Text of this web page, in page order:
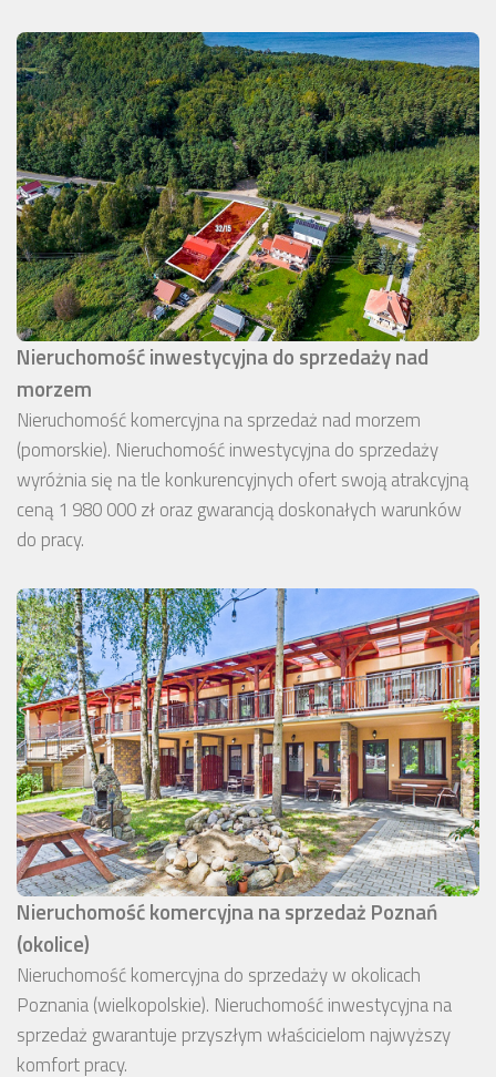
Nieruchomość inwestycyjna do sprzedaży nad
morzem
Nieruchomość komercyjna na sprzedaż nad morzem
(pomorskie). Nieruchomość inwestycyjna do sprzedaży
wyróżnia się na tle konkurencyjnych ofert swoją atrakcyjną
ceną 1 980 000 zł oraz gwarancją doskonałych warunków
do pracy.
Nieruchomość komercyjna na sprzedaż Poznań
(okolice)
Nieruchomość komercyjna do sprzedaży w okolicach
Poznania (wielkopolskie). Nieruchomość inwestycyjna na
sprzedaż gwarantuje przyszłym właścicielom najwyższy
komfort pracy.